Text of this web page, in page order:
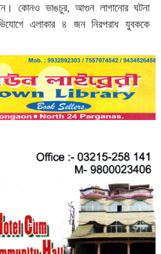
কোনও ভাঙচুর, আগুন লাগানোর ঘটনা
এলাকার ৪ জন নিরপরাধ যুবককে